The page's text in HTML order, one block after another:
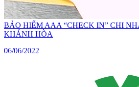
BẢO HIỂM AAA “CHECK IN” CHI
KHÁNH HÒA
06/06/2022